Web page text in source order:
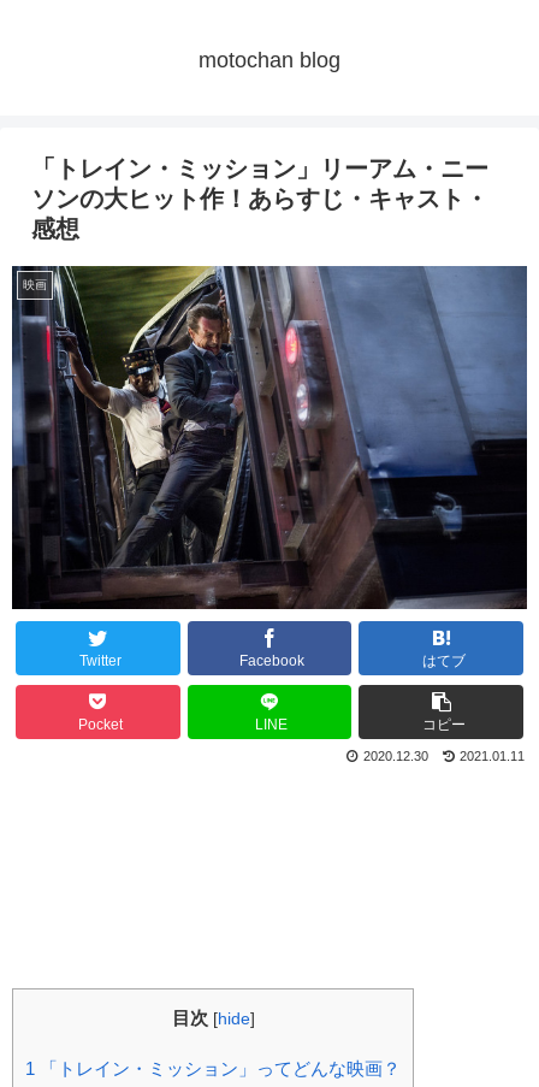
motochan blog
「トレイン・ミッション」リーアム・ニー
ソンの大ヒット作！あらすじ・キャスト・
感想
映画
Twitter Facebook はてブ
Pocket LINE コピー
2021.01.11
2020.12.30
目次 [hide]
1 「トレイン・ミッション」ってどんな映画？